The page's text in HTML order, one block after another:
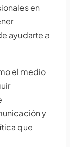
en
ayudarte a
el medio
y
que